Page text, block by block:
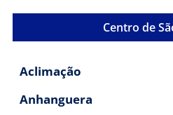
Centro de
Aclimação
Anhanguera